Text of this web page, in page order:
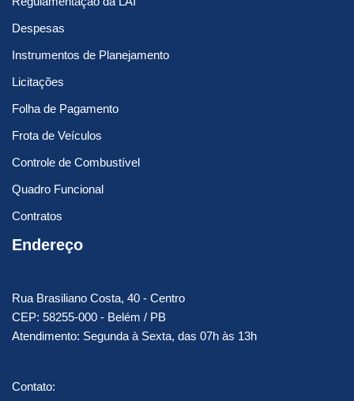
Despesas
Instrumentos de Planejamento
Licitações
Folha de Pagamento
Frota de Veículos
Controle de Combustível
Quadro Funcional
Contratos
Endereço
Rua Brasiliano Costa, 40 - Centro
CEP: 58255-000 - Belém / PB
Atendimento: Segunda à Sexta, das 07h às 13h
Contato: